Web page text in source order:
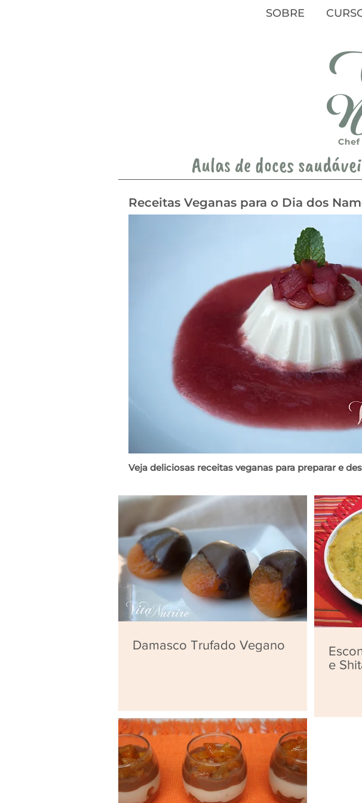
SOBRE
Aulas de doces
Receitas Veganas para o Dia dos
Veja deliciosas receitas veganas para preparar e
Damasco Trufado Vegano
e